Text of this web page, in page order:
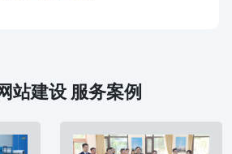
站建设 服务案例